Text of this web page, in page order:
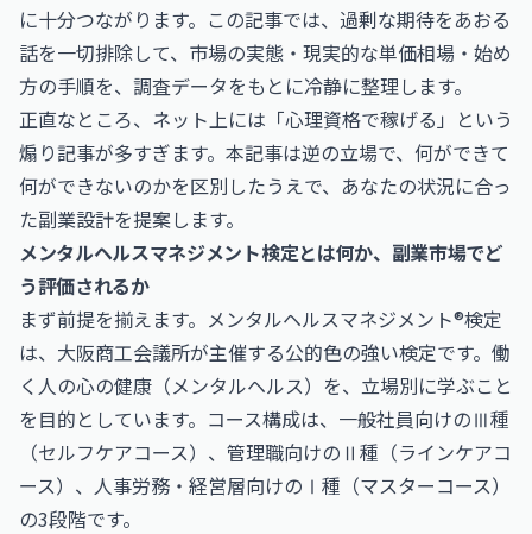
に十分つながります。この記事では、過剰な期待をあおる
話を一切排除して、市場の実態・現実的な単価相場・始め
方の手順を、調査データをもとに冷静に整理します。
正直なところ、ネット上には「心理資格で稼げる」という
煽り記事が多すぎます。本記事は逆の立場で、何ができて
何ができないのかを区別したうえで、あなたの状況に合っ
た副業設計を提案します。
メンタルヘルスマネジメント検定とは何か、副業市場でど
う評価されるか
まず前提を揃えます。メンタルヘルスマネジメント®検定
は、大阪商工会議所が主催する公的色の強い検定です。働
く人の心の健康（メンタルヘルス）を、立場別に学ぶこと
を目的としています。コース構成は、一般社員向けのⅢ種
（セルフケアコース）、管理職向けのⅡ種（ラインケアコ
ース）、人事労務・経営層向けのⅠ種（マスターコース）
の3段階です。